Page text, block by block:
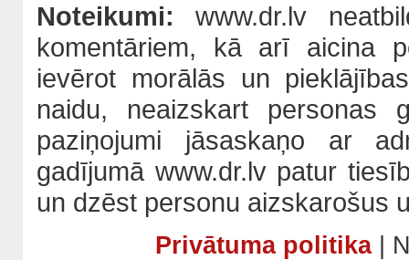
Noteikumi:www.dr.lv
komentāriem, kā arī aicina
ievērot morālās un
naidu, neaizskart personas
paziņojumi jāsaskaņo ar
gadījumā www.dr.lv patur
un dzēst personu aizskarošus
Privātuma politika|